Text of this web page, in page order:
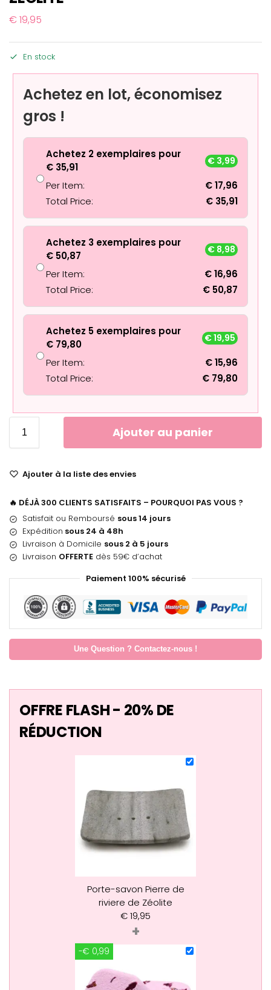
€19,95
En stock
Achetez en lot, économisez
gros !
Achetez 2 exemplaires pour
€ 35,91
€ 3,99
Per Item: €17,96
Total Price:
€ 35,91
Achetez 3 exemplaires pour
€ 50,87
€ 8,98
Per Item: €16,96
Total Price:
€ 50,87
Achetez 5 exemplaires pour
€ 79,80
€19,95
Per Item: €15,96
Total Price:
€ 79,80
Ajouter au panier
Ajouter à la liste des envies
🔥 DÉJÀ 300 CLIENTS SATISFAITS – POURQUOI PAS VOUS ?
Satisfait ou Remboursé sous 14 jours
Expédition sous 24 à 48h
Livraison à Domicile sous 2 à 5 jours
Livraison OFFERTE dès 59€ d’achat
Paiement 100% sécurisé
Une Question ? Contactez-nous !
OFFRE FLASH - 20% DE
RÉDUCTION
Porte-savon Pierre de
riviere de Zéolite
€19,95
+
-€ 0,99